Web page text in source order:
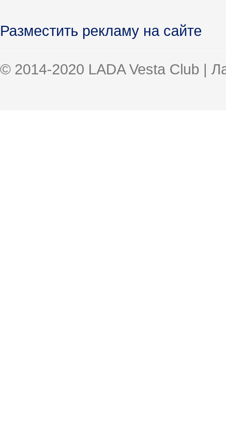
Разместить рекламу на сайте
© 2014-2020 LADA Vesta Club |